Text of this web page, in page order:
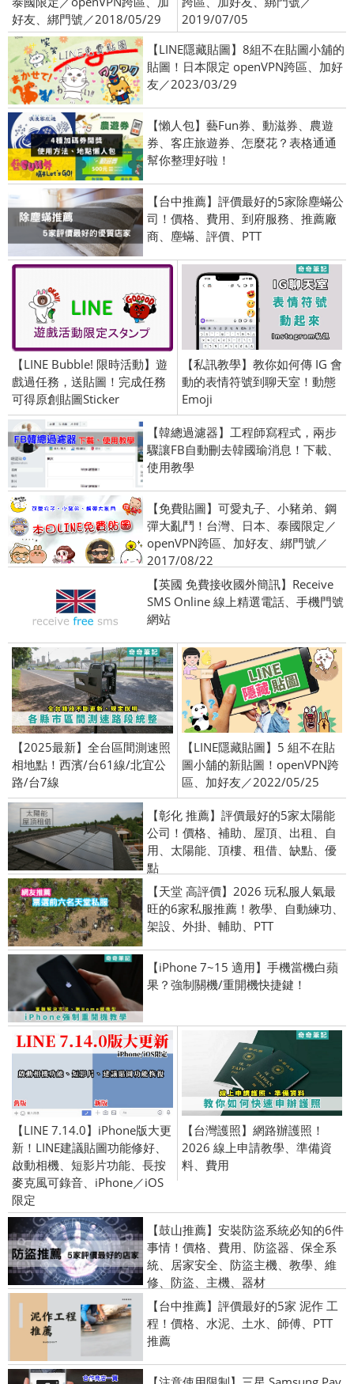
好友、綁門號／2018/05/29
2019/07/05
【LINE隱藏貼圖】8組不在貼圖小舖的
貼圖！日本限定 openVPN跨區、加好
友／2023/03/29
【懶人包】藝Fun券、動滋券、農遊
券、客庄旅遊券、怎麼花？表格通通
幫你整理好啦！
【台中推薦】評價最好的5家除塵蟎公
司！價格、費用、到府服務、推薦廠
商、塵蟎、評價、PTT
【LINE Bubble! 限時活動】遊
戲過任務，送貼圖！完成任務
可得原創貼圖Sticker
【私訊教學】教你如何傳 IG 會
動的表情符號到聊天室！動態
Emoji
【韓總過濾器】工程師寫程式，兩步
驟讓FB自動刪去韓國瑜消息！下載、
使用教學
【免費貼圖】可愛丸子、小豬弟、鋼
彈大亂鬥！台灣、日本、泰國限定／
openVPN跨區、加好友、綁門號／
2017/08/22
【英國 免費接收國外簡訊】Receive
SMS Online 線上精選電話、手機門號
網站
【2025最新】全台區間測速照
相地點！西濱/台61線/北宜公
路/台7線
【LINE隱藏貼圖】5 組不在貼
圖小舖的新貼圖！openVPN跨
區、加好友／2022/05/25
【彰化 推薦】評價最好的5家太陽能
公司！價格、補助、屋頂、出租、自
用、太陽能、頂樓、租借、缺點、優
點
【天堂 高評價】2026 玩私服人氣最
旺的6家私服推薦！教學、自動練功、
架設、外掛、輔助、PTT
【iPhone 7~15 適用】手機當機白蘋
果？強制關機/重開機快捷鍵！
【LINE 7.14.0】iPhone版大更
新！LINE建議貼圖功能修好、
啟動相機、短影片功能、長按
麥克風可錄音、iPhone／iOS
限定
【台灣護照】網路辦護照！
2026 線上申請教學、準備資
料、費用
【鼓山推薦】安裝防盜系統必知的6件
事情！價格、費用、防盜器、保全系
統、居家安全、防盜主機、教學、維
修、防盜、主機、器材
【台中推薦】評價最好的5家 泥作 工
程！價格、水泥、土水、師傅、PTT
推薦